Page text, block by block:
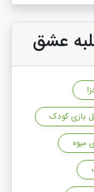
عشق
بازی کودک
میوه